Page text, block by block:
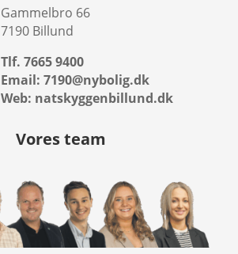
Gammelbro 66
7190 Billund
Tlf. 7665 9400
Email: 7190@nybolig.dk
Web: natskyggenbillund.dk
Vores team